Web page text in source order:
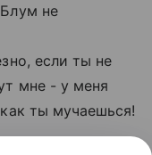
не
если ты не
мне - у меня
ты мучаешься!